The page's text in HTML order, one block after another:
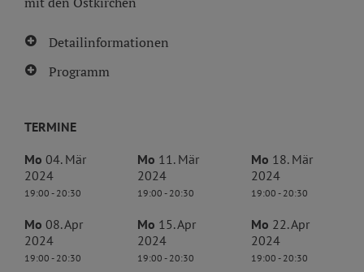
Detailinformationen
Programm
TERMINE
Mo 04. Mär
2024
19:00 - 20:30
Mo 11. Mär
2024
19:00 - 20:30
Mo 18. Mär
2024
19:00 - 20:30
Mo 08. Apr
2024
19:00 - 20:30
Mo 15. Apr
2024
19:00 - 20:30
Mo 22. Apr
2024
19:00 - 20:30